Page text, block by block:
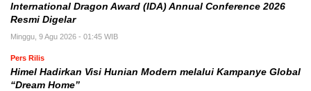
International Dragon Award (IDA) Annual Conference 2026
Resmi Digelar
Minggu, 9 Agu 2026 - 01:45 WIB
Pers Rilis
Himel Hadirkan Visi Hunian Modern melalui Kampanye Global
“Dream Home”